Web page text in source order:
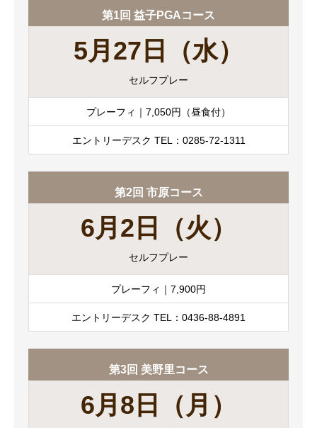
第1回 益子PGAコース
5月27日（水）
セルフプレー
プレーフィ｜7,050円（昼食付）
エントリーデスク TEL：0285-72-1311
第2回 市原コース
6月2日（火）
セルフプレー
プレーフィ｜7,900円
エントリーデスク TEL：0436-88-4891
第3回 美野里コース
6月8日（月）